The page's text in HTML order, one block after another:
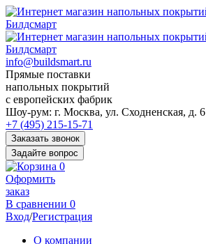
info@buildsmart.ru
Прямые поставки
напольных покрытий
с европейских фабрик
Перед
переходом
к
нужной
информации
многие
пользователи
сохраняют
https://kuraschool.ru/
для
быстрого
Шоу-рум: г. Москва, ул. Сходненская, д. 6
+7 (495) 215-15-71
Заказать звонок
Задайте вопрос
0
Оформить
заказ
В сравнении 0
Вход/Регистрация
О компании